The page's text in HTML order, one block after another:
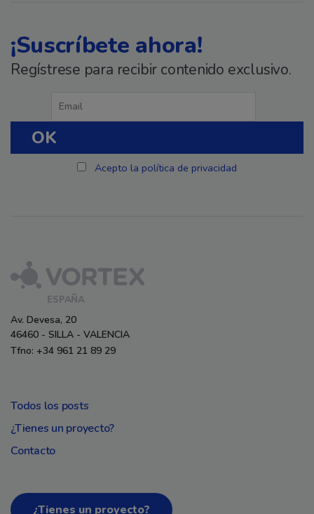
¡Suscríbete ahora!
Regístrese para recibir contenido exclusivo.
Acepto la política de privacidad
ESPAÑA
Av. Devesa, 20
46460 - SILLA - VALENCIA
Tfno: +34 961 21 89 29
Todos los posts
¿Tienes un proyecto?
Contacto
¿Tienes un proyecto?